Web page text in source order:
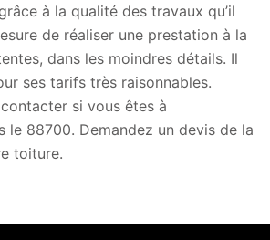
à la qualité des travaux qu’il
de réaliser une prestation à la
dans les moindres détails. Il
ses tarifs très raisonnables.
si vous êtes à
le 88700. Demandez un devis de la
toiture.